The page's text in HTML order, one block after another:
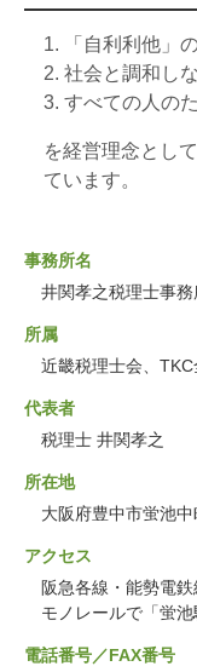
「自利利他」
社会と調和し
すべての人の
を経営理念とし
ています。
事務所名
井関孝之税理士事務
所属
近畿税理士会、
代表者
税理士 井関孝之
所在地
大阪府豊中市蛍池
アクセス
阪急各線・能勢電
モノレールで「蛍
電話番号／FAX番号